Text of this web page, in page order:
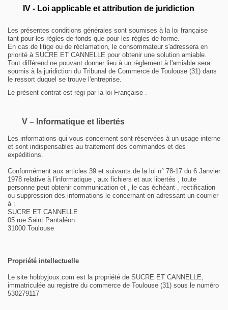
IV - Loi applicable et attribution de juridiction
Les présentes conditions générales sont soumises à la loi française
tant pour les règles de fonds que pour les règles de forme.
En cas de litige ou de réclamation, le consommateur s'adressera en
priorité à SUCRE ET CANNELLE pour obtenir une solution amiable.
Tout différend ne pouvant donner lieu à un règlement à l'amiable sera
soumis à la juridiction du Tribunal de Commerce de Toulouse (31) dans
le ressort duquel se trouve l'entreprise.
Le présent contrat est régi par la loi Française .
V – Informatique et libertés
Les informations qui vous concernent sont réservées à un usage interne
et sont indispensables au traitement des commandes et des
expéditions.
Conformément aux articles 39 et suivants de la loi n° 78-17 du 6 Janvier
1978 relative à l'informatique , aux fichiers et aux libertés , toute
personne peut obtenir communication et , le cas échéant , rectification
ou suppression des informations le concernant en adressant un courrier
à :
SUCRE ET CANNELLE
05 rue Saint Pantaléon
31000 Toulouse
Propriété intellectuelle
Le site hobbyjoux.com est la propriété de SUCRE ET CANNELLE,
immatriculée au registre du commerce de Toulouse (31) sous le numéro
530279117